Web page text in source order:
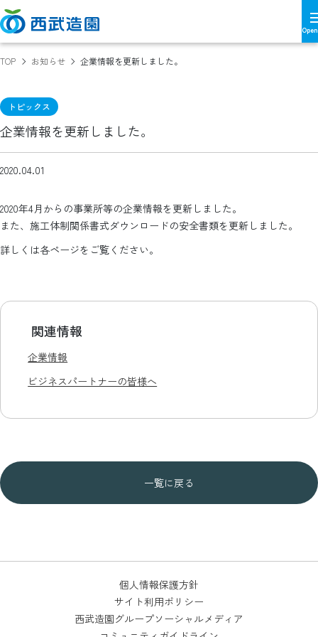
TOP お知らせ 企業情報を更新しました。
トピックス
企業情報を更新しました。
2020.04.01
2020年4月からの事業所等の企業情報を更新しました。
また、施工体制関係書式ダウンロードの安全書類を更新しました。
詳しくは各ページをご覧ください。
関連情報
企業情報
ビジネスパートナーの皆様へ
一覧に戻る
個人情報保護方針
サイト利用ポリシー
西武造園グループソーシャルメディア